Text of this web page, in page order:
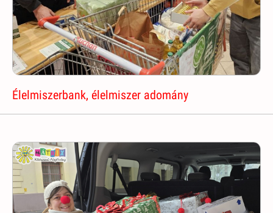
Élelmiszerbank, élelmiszer adomány